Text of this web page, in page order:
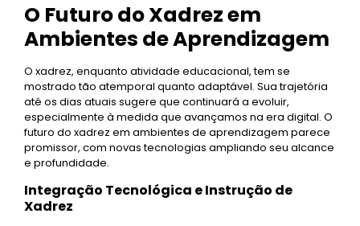
O Futuro do Xadrez em
Ambientes de Aprendizagem
O xadrez, enquanto atividade educacional, tem se
mostrado tão atemporal quanto adaptável. Sua trajetória
até os dias atuais sugere que continuará a evoluir,
especialmente à medida que avançamos na era digital. O
futuro do xadrez em ambientes de aprendizagem parece
promissor, com novas tecnologias ampliando seu alcance
e profundidade.
Integração Tecnológica e Instrução de
Xadrez